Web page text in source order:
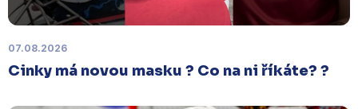
07.08.2026
Cinky má novou masku ? Co na ni říkáte? ?